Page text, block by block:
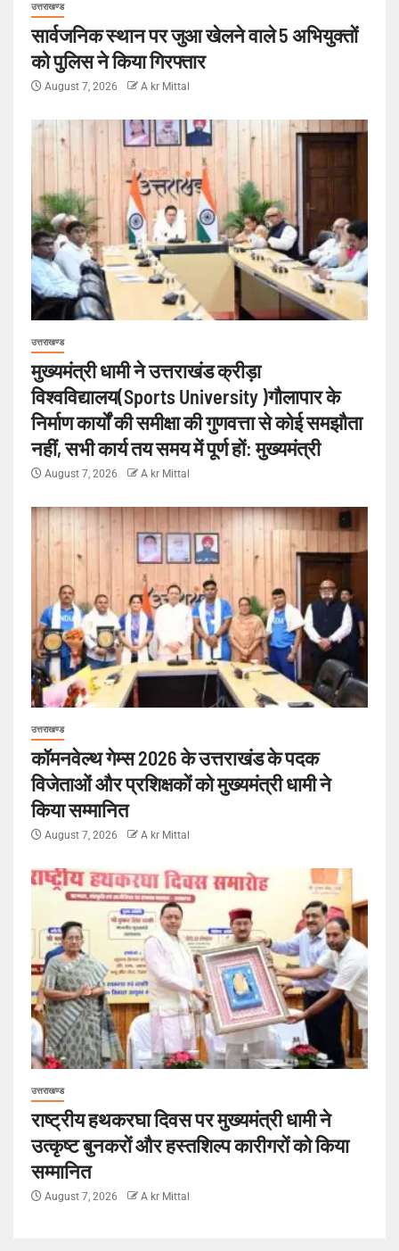
उत्तराखण्ड
सार्वजनिक स्थान पर जुआ खेलने वाले 5 अभियुक्तों
को पुलिस ने किया गिरफ्तार
August 7, 2026 A kr Mittal
उत्तराखण्ड
मुख्यमंत्री धामी ने उत्तराखंड क्रीड़ा
विश्वविद्यालय(Sports University )गौलापार के
निर्माण कार्यों की समीक्षा की गुणवत्ता से कोई समझौता
नहीं, सभी कार्य तय समय में पूर्ण हों: मुख्यमंत्री
August 7, 2026 A kr Mittal
उत्तराखण्ड
कॉमनवेल्थ गेम्स 2026 के उत्तराखंड के पदक
विजेताओं और प्रशिक्षकों को मुख्यमंत्री धामी ने
किया सम्मानित
August 7, 2026 A kr Mittal
उत्तराखण्ड
राष्ट्रीय हथकरघा दिवस पर मुख्यमंत्री धामी ने
उत्कृष्ट बुनकरों और हस्तशिल्प कारीगरों को किया
सम्मानित
August 7, 2026 A kr Mittal